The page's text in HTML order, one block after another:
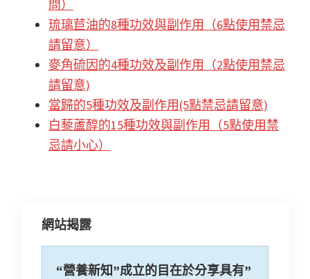
k p
問）
琉璃苣油的8種功效與副作用（6點使用禁忌
請留意）
麥角硫因的4種功效及副作用（2點使用禁忌
請留意)
當歸的5種功效及副作用(5點禁忌請留意)
白藜蘆醇的15種功效與副作用（5點使用禁
忌請小心）
網站揭露
“營養新知”成立的目在於分享具有”